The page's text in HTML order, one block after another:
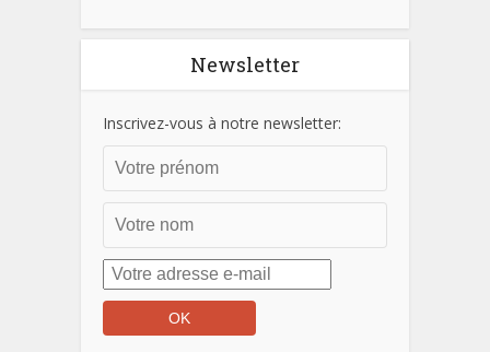
Newsletter
Inscrivez-vous à notre newsletter: